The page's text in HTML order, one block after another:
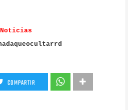
Noticias
COMPARTIR